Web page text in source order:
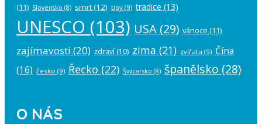
(11) Slovensko (8) smrt(12) tipy (9) tradice (13)
UNESCO (103) USA (29) vánoce (11)
zajímavosti (20) zdraví (10) zima (21) zvířata (9) Čína
(16) česko (9) Řecko (22) Švýcarsko (8) španělsko (28)
O NÁS